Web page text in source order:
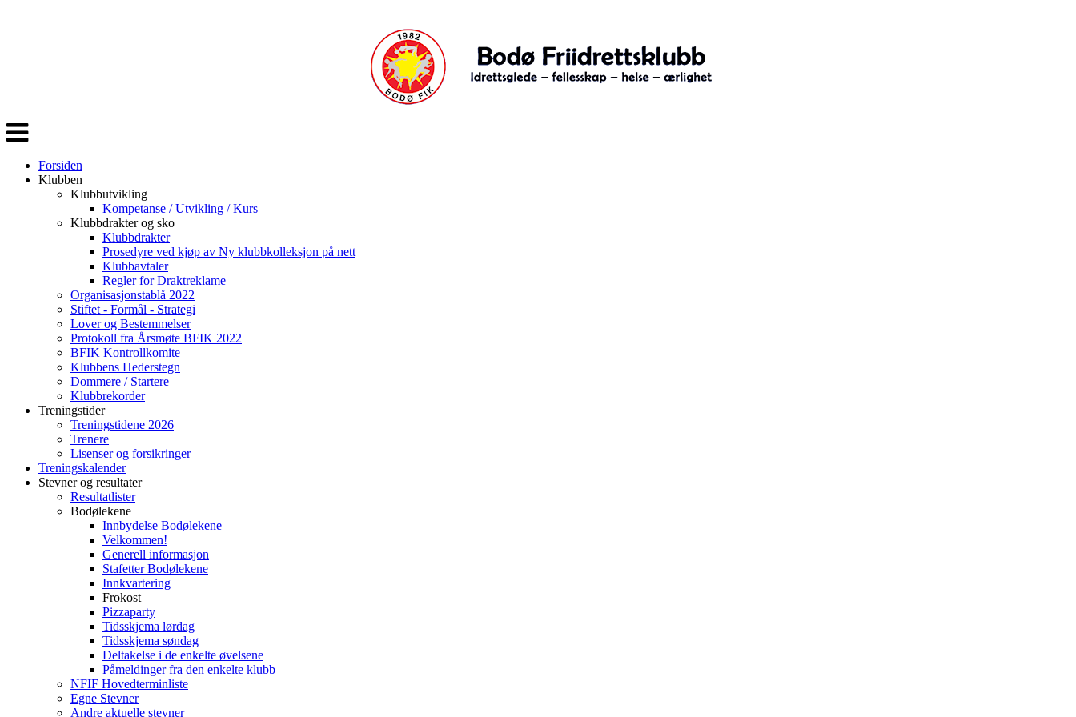
Veksle
navigasjon
Forsiden
Klubben
Klubbutvikling
Kompetanse / Utvikling / Kurs
Klubbdrakter og sko
Klubbdrakter
Prosedyre ved kjøp av Ny klubbkolleksjon på nett
Klubbavtaler
Regler for Draktreklame
Organisasjonstablå 2022
Stiftet - Formål - Strategi
Lover og Bestemmelser
Protokoll fra Årsmøte BFIK 2022
BFIK Kontrollkomite
Klubbens Hederstegn
Dommere / Startere
Klubbrekorder
Treningstider
Treningstidene 2026
Trenere
Lisenser og forsikringer
Treningskalender
Stevner og resultater
Resultatlister
Bodølekene
Innbydelse Bodølekene
Velkommen!
Generell informasjon
Stafetter Bodølekene
Innkvartering
Frokost
Pizzaparty
Tidsskjema lørdag
Tidsskjema søndag
Deltakelse i de enkelte øvelsene
Påmeldinger fra den enkelte klubb
NFIF Hovedterminliste
Egne Stevner
Andre aktuelle stevner